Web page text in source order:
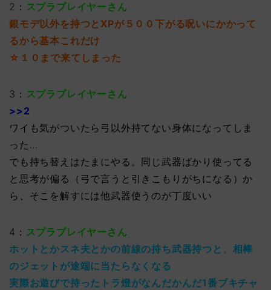
2： スプラプレイヤーさん
銀モデ以外を持つとXPが５００下がる呪いにかかって
るから基本これだけ
☆１０まで来てしまった
3： スプラプレイヤーさん
>>2
ワイも気がついたら弓以外持てない身体になってしま
った…
でも持ち替えはたまにやる。同じ武器ばかり使ってる
と思考が偏る（弓で言うと引きこもりがちになる）か
ら、そこを解すには他武器使うのが丁度いい
4： スプラプレイヤーさん
ホットとかスネ夫とかの前線の持ち武器持つと、相棒
のジェットが途端に当たらなくなる
実際お遊びで持ったトラ燈がなんだかんだ1番ブキチャ